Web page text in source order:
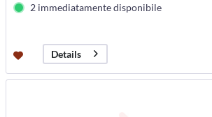
2 immediatamente disponibile
Details